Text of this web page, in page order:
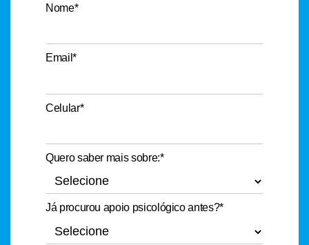
Nome*
Email*
Celular*
Quero saber mais sobre:*
Já procurou apoio psicológico antes?*